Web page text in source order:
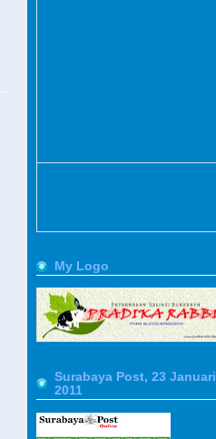
My Logo
Surabaya Post, 23 Januari
2011